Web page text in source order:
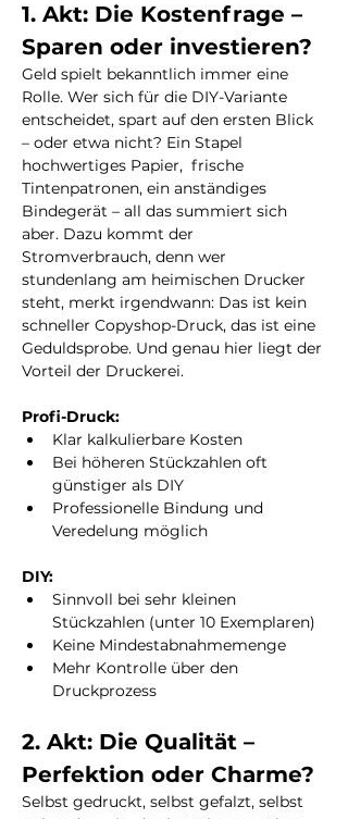
1. Akt: Die Kostenfrage –
Sparen oder investieren?
Geld spielt bekanntlich immer eine
Rolle. Wer sich für die DIY-Variante
entscheidet, spart auf den ersten Blick
– oder etwa nicht? Ein Stapel
hochwertiges Papier,  frische
Tintenpatronen, ein anständiges
Bindegerät – all das summiert sich
aber. Dazu kommt der
Stromverbrauch, denn wer
stundenlang am heimischen Drucker
steht, merkt irgendwann: Das ist kein
schneller Copyshop-Druck, das ist eine
Geduldsprobe. Und genau hier liegt der
Vorteil der Druckerei.
Profi-Druck:
Klar kalkulierbare Kosten
Bei höheren Stückzahlen oft
günstiger als DIY
Professionelle Bindung und
Veredelung möglich
DIY:
Sinnvoll bei sehr kleinen
Stückzahlen (unter 10 Exemplaren)
Keine Mindestabnahmemenge
Mehr Kontrolle über den
Druckprozess
2. Akt: Die Qualität –
Perfektion oder Charme?
Selbst gedruckt, selbst gefalzt, selbst